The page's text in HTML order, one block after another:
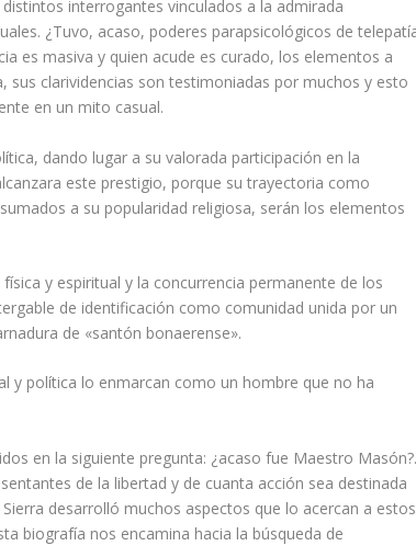
interrogantes vinculados a la admirada
¿Tuvo, acaso, poderes parapsicológicos de
es masiva y quien acude es curado, los elementos a
clarividencias son testimoniadas por muchos y esto
en un mito casual.
dando lugar a su valorada participación en la
este prestigio, porque su trayectoria como
a su popularidad religiosa, serán los elementos
y espiritual y la concurrencia permanente de los
de identificación como comunidad unida por un
de «santón bonaerense».
y política lo enmarcan como un hombre que no ha
en la siguiente pregunta: ¿acaso fue Maestro
de la libertad y de cuanta acción sea destinada
desarrolló muchos aspectos que lo acercan a estos
biografía nos encamina hacia la búsqueda de